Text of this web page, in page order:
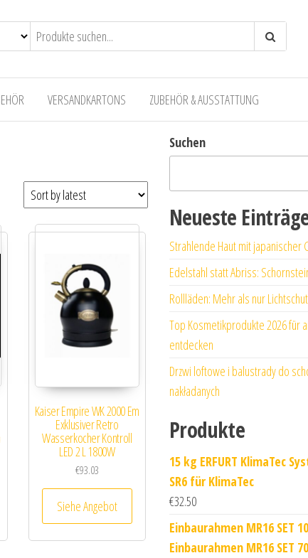
VERSANDKARTONS ZUBEHÖR & AUSSTATTUNG
Kaiser Empire WK 2000 Em
Exklusiver Retro
Wasserkocher Kontroll
LED 2 L 1800W
€93.03
Siehe Angebot
Suchen
Neueste
Strahlende Haut mit japanischer
Edelstahl statt Abriss:
Rollläden: Mehr als nur
Top Kosmetikprodukte 2026 für
entdecken
Drzwi loftowe i balustrady do
nakładanych
Produkte
15 kg ERFURT KlimaTec
SR6 für KlimaTec
€32.50
Einbaurahmen MR16 SET
Einbaurahmen MR16 SET